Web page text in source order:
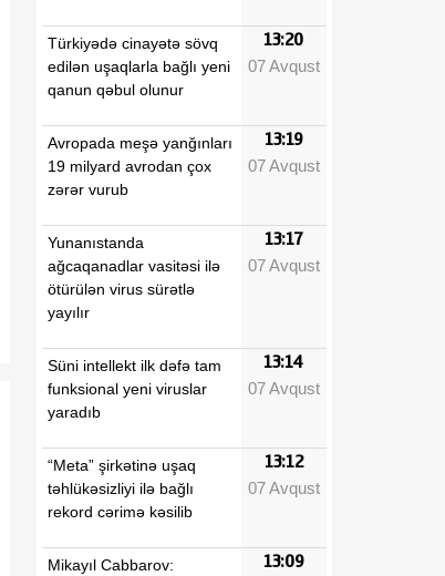
Türkiyədə cinayətə sövq
edilən uşaqlarla bağlı yeni
qanun qəbul olunur
13:20
07 Avqust
Avropada meşə yanğınları
19 milyard avrodan çox
zərər vurub
13:19
07 Avqust
Yunanıstanda
ağcaqanadlar vasitəsi ilə
ötürülən virus sürətlə
yayılır
13:17
07 Avqust
Süni intellekt ilk dəfə tam
funksional yeni viruslar
yaradıb
13:14
07 Avqust
“Meta” şirkətinə uşaq
təhlükəsizliyi ilə bağlı
rekord cərimə kəsilib
13:12
07 Avqust
Mikayıl Cabbarov:
13:09